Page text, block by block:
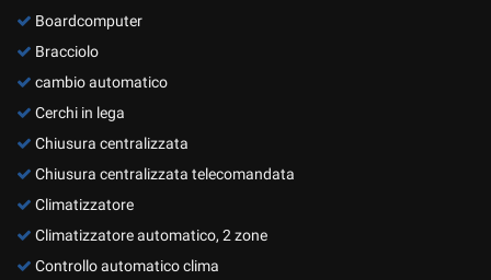
Boardcomputer
Bracciolo
cambio automatico
Cerchi in lega
Chiusura centralizzata
Chiusura centralizzata telecomandata
Climatizzatore
Climatizzatore automatico, 2 zone
Controllo automatico clima